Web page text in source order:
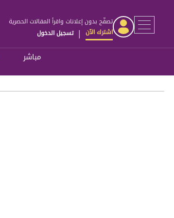
تصفّح بدون إعلانات واقرأ المقالات الحصرية
اشترك الآن | تسجيل الدخول
مباشر